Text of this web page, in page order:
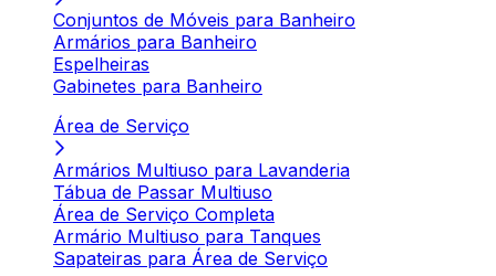
Conjuntos de Móveis para Banheiro
Armários para Banheiro
Espelheiras
Gabinetes para Banheiro
Área de Serviço
Armários Multiuso para Lavanderia
Tábua de Passar Multiuso
Área de Serviço Completa
Armário Multiuso para Tanques
Sapateiras para Área de Serviço